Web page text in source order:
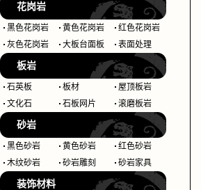
花岗岩
黑色花岗岩 黄色花岗岩
红色花岗岩
灰色花岗岩
大板台面板 表面处理
板岩
石英板 板材
屋顶板岩
文化石
石板网片 滚磨板岩
砂岩
黑色砂岩 黄色砂岩
红色砂岩
木纹砂岩
砂岩雕刻 砂岩家具
装饰材料